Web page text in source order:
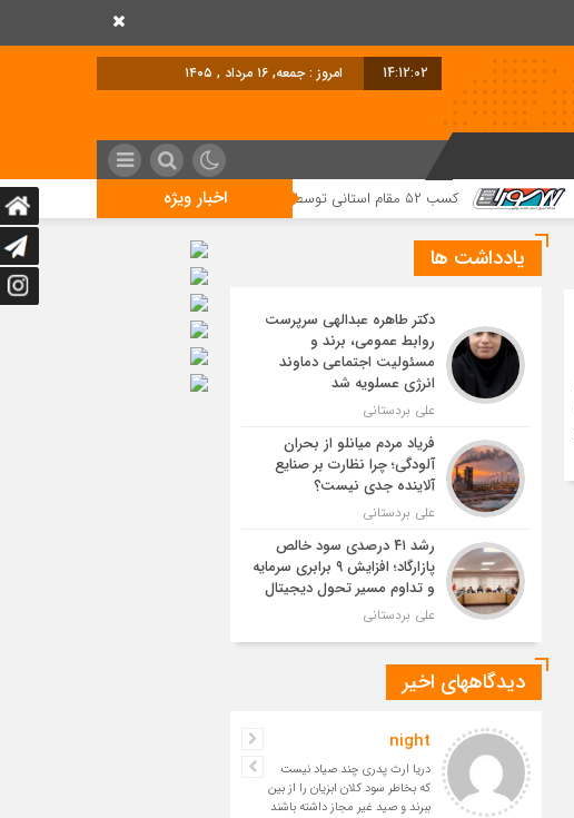
14:12:03 امروز : جمعه, ۱۶ مرداد , ۱۴۰۵
اخبار ویژه کسب ۵۲ مقام استانی توسط دانش‌آموزان و فرهنگیان بردخون در جشنواره «یاریگران زندگی»
یادداشت ها
دکتر طاهره عبدالهی سرپرست
روابط عمومی، برند و
مسئولیت اجتماعی دماوند
انرژی عسلویه شد
علی بردستانی
فریاد مردم میانلو از بحران
آلودگی؛ چرا نظارت بر صنایع
آلاینده جدی نیست؟
علی بردستانی
رشد ۴۱ درصدی سود خالص
پازارگاد؛ افزایش ۹ برابری سرمایه
و تداوم مسیر تحول دیجیتال
علی بردستانی
دیدگاههای اخیر
night
دریا ارث پدری چند صیاد نیست
که بخاطر سود کلان ابزیان را از بین
ببرند و صید غیر مجاز داشته باشند